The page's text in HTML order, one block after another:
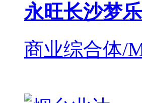
永旺长沙梦
商业综合体/